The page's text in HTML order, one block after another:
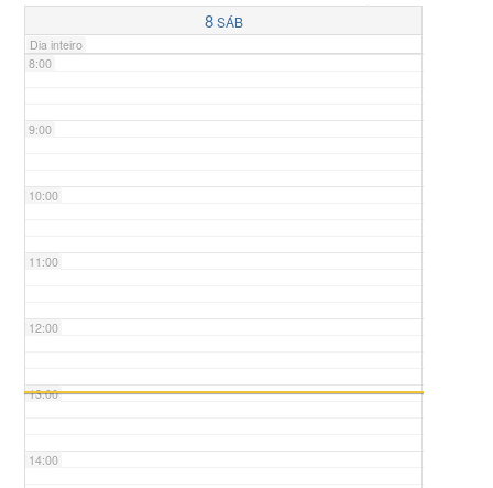
8SÁB
Dia inteiro
8:00
9:00
10:00
11:00
12:00
13:00
14:00